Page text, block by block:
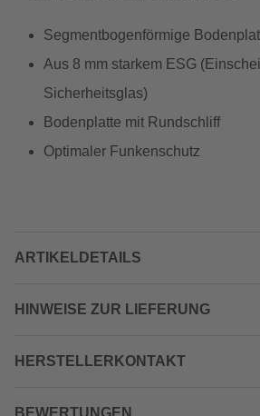
Segmentbogenförmige
Aus 8 mm starkem ESG
Sicherheitsglas)
Bodenplatte mit Rundschliff
Optimaler Funkenschutz
ARTIKELDETAILS
HINWEISE ZUR LIEFERUNG
HERSTELLERKONTAKT
BEWERTUNGEN